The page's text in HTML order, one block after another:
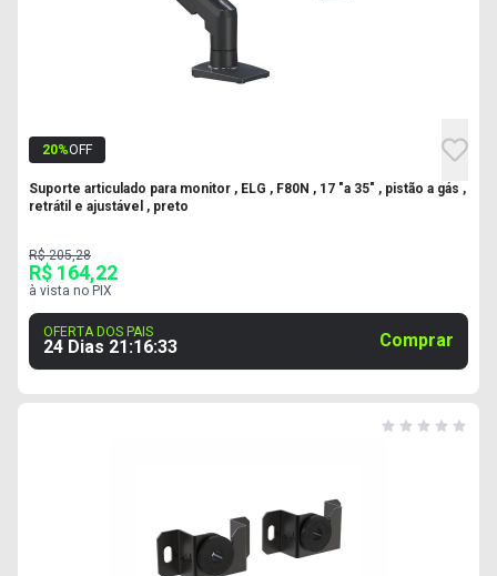
20%OFF
Suporte articulado para monitor , ELG , F80N , 17 "a 35" , pistão a gás ,
retrátil e ajustável , preto
R$ 205,28
R$ 164,22
à vista no PIX
OFERTA DOS PAIS
24 Dias 21:16:32 Comprar